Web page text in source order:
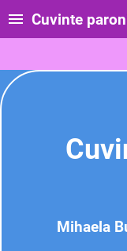
Cuvinte
Mihaela